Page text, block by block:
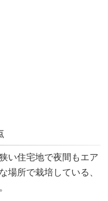
い住宅地で夜間もエア
場所で栽培している、